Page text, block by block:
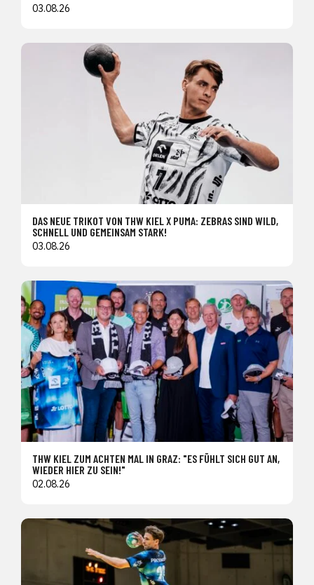
03.08.26
DAS NEUE TRIKOT VON THW KIEL X PUMA: ZEBRAS SIND WILD,
SCHNELL UND GEMEINSAM STARK!
03.08.26
THW KIEL ZUM ACHTEN MAL IN GRAZ: "ES FÜHLT SICH GUT AN,
WIEDER HIER ZU SEIN!"
02.08.26